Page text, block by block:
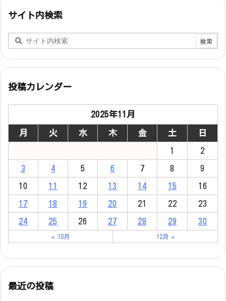
サイト内検索
投稿カレンダー
2025年11月
月 火 水 木 金 土 日
1 2
3 4 5 6 7 8 9
10 11 12 13 14 15 16
17 18 19 20 21 22 23
24 25 26 27 28 29 30
« 10月 12月 »
最近の投稿